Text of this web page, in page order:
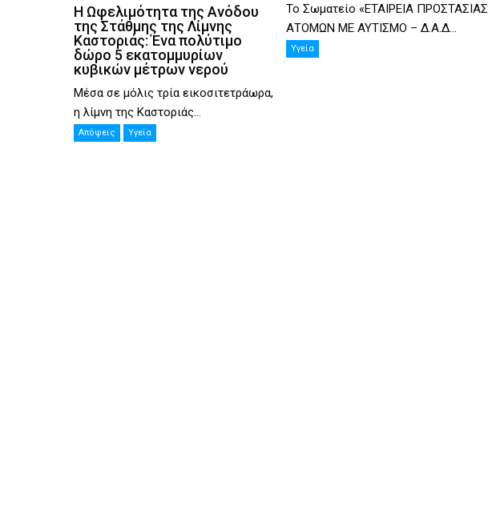
Η Ωφελιμότητα της Ανόδου
της Στάθμης της Λίμνης
Καστοριάς: Ένα πολύτιμο
δώρο 5 εκατομμυρίων
κυβικών μέτρων νερού
Μέσα σε μόλις τρία εικοσιτετράωρα,
η λίμνη της Καστοριάς...
Απόψεις Υγεία
Το Σωματείο «ΕΤΑΙΡΕΙΑ ΠΡΟΣΤΑΣΙΑΣ
ΑΤΟΜΩΝ ΜΕ ΑΥΤΙΣΜΟ – Δ.Α.Δ...
Υγεία